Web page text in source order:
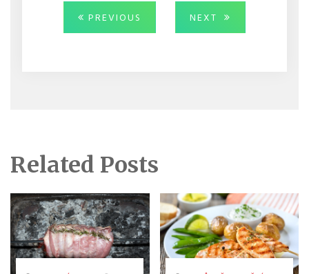
Navigace
pro
PREVIOUS PREVIOUS
POST:
NEXT NEXT
POST:
Related Posts